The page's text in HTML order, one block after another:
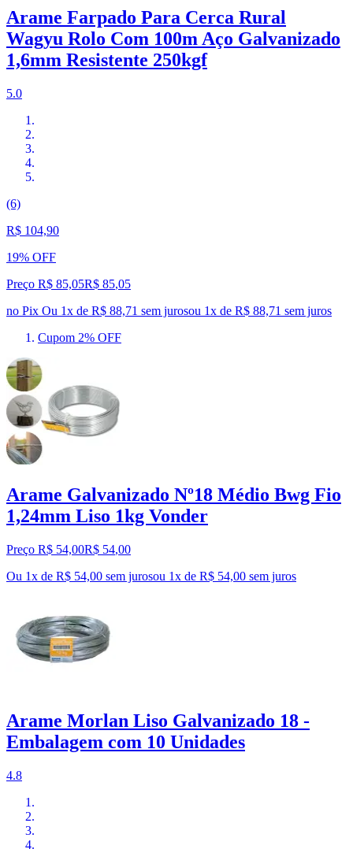
Arame Farpado Para Cerca Rural
Wagyu Rolo Com 100m Aço Galvanizado
1,6mm Resistente 250kgf
5.0
(6)
R$ 104,90
19% OFF
Preço R$ 85,05R$ 85,05
no Pix Ou 1x de R$ 88,71 sem jurosou 1x de R$ 88,71 sem juros
Cupom 2% OFF
Arame Galvanizado Nº18 Médio Bwg Fio
1,24mm Liso 1kg Vonder
Preço R$ 54,00R$ 54,00
Ou 1x de R$ 54,00 sem jurosou 1x de R$ 54,00 sem juros
Arame Morlan Liso Galvanizado 18 -
Embalagem com 10 Unidades
4.8